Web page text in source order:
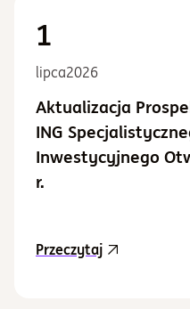
1
lipca2026
Aktualizacja
ING
Inwestycyjnego
r.
Przeczytajaktualność